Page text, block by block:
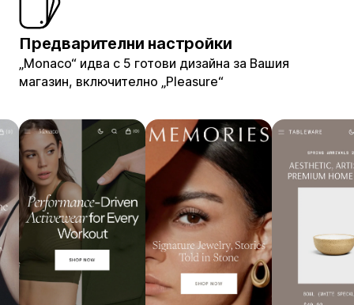
Предварителни настройки
„Monaco“ идва с 5 готови дизайна за Вашия
магазин, включително „Pleasure“